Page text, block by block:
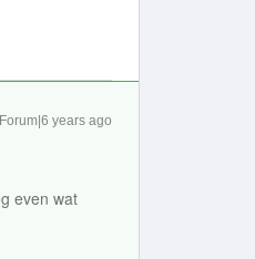
years ago
even wat